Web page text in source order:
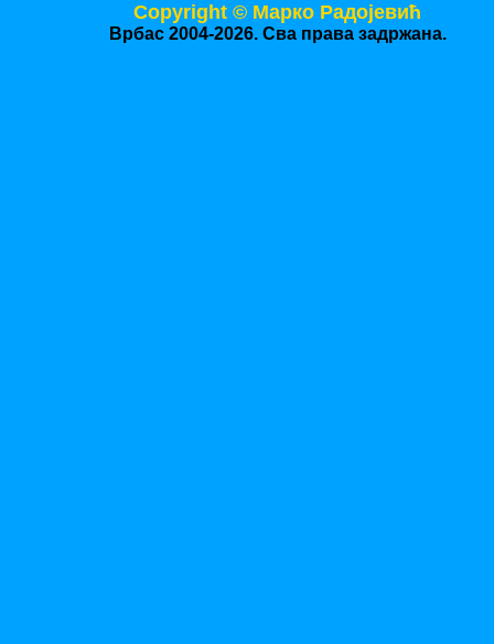
Copyright © Mарко Радојевић
Врбас 2004-2026. Сва права задржана.